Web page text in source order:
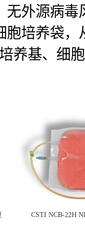
无外源病
胞培养袋
养基、细
CSTI NCB-22H